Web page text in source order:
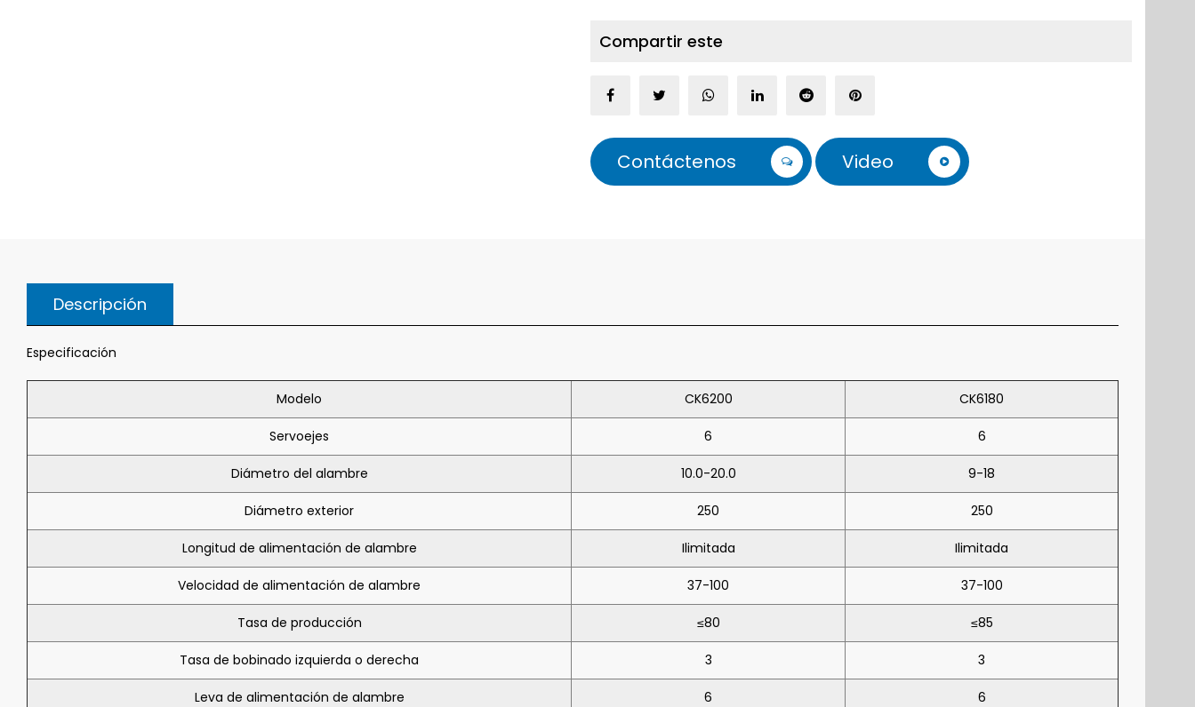
Compartir este
Contáctenos Video
Descripción
Especificación
Modelo CK6200 CK6180
Servoejes 6 6
Diámetro del alambre 10.0-20.0 9-18
Diámetro exterior 250 250
Longitud de alimentación de alambre Ilimitada Ilimitada
Velocidad de alimentación de alambre 37-100 37-100
Tasa de producción ≤80 ≤85
Tasa de bobinado izquierda o derecha 3 3
Leva de alimentación de alambre 6 6